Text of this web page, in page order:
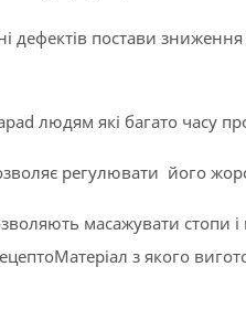
дефектів постави
людям які багато часу
регулювати його
масажувати стопи
з якого